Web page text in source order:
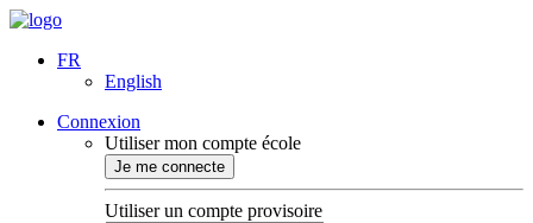
FR
English
Connexion
Utiliser mon compte école
Je me connecte
Utiliser un compte provisoire